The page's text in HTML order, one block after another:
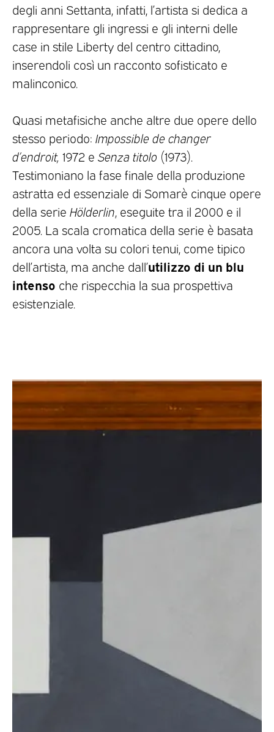
degli anni Settanta, infatti, l’artista si dedica a
rappresentare gli ingressi e gli interni delle
case in stile Liberty del centro cittadino,
inserendoli così un racconto sofisticato e
malinconico.
Quasi metafisiche anche altre due opere dello
stesso periodo: Impossible de changer
d’endroit, 1972 e Senza titolo (1973).
Testimoniano la fase finale della produzione
astratta ed essenziale di Somarè cinque opere
della serie Hölderlin , eseguite tra il 2000 e il
2005. La scala cromatica della serie è basata
ancora una volta su colori tenui, come tipico
dell’artista, ma anche dall’utilizzo di un blu
intenso che rispecchia la sua prospettiva
esistenziale.